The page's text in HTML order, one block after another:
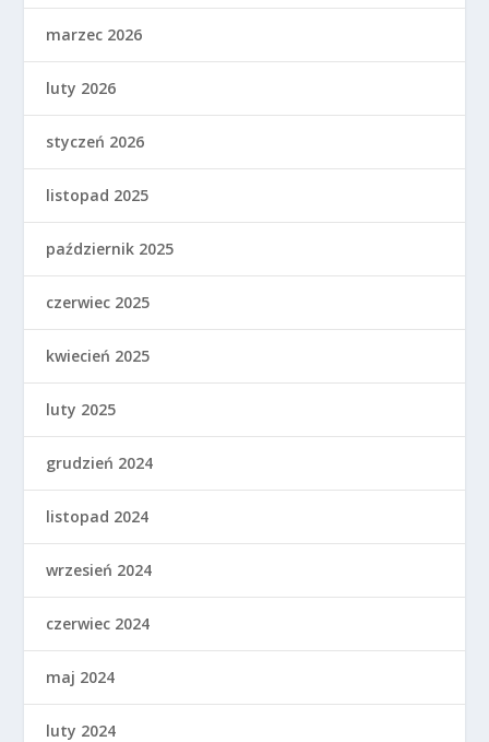
marzec 2026
luty 2026
styczeń 2026
listopad 2025
październik 2025
czerwiec 2025
kwiecień 2025
luty 2025
grudzień 2024
listopad 2024
wrzesień 2024
czerwiec 2024
maj 2024
luty 2024